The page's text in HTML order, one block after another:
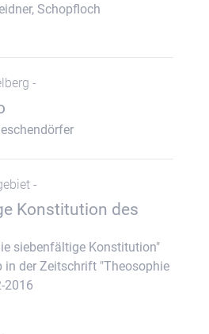
Schopfloch
-
-
Konstitution des
siebenfältige Konstitution"
in der Zeitschrift "Theosophie
2016